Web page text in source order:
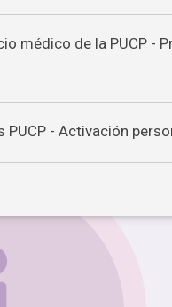
médico de la PUCP -
- Activación